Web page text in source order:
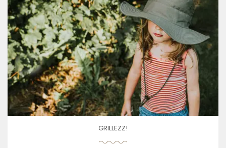
GRILLEZZ!